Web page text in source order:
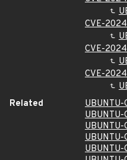
CVE-
CVE-
CVE-
Related